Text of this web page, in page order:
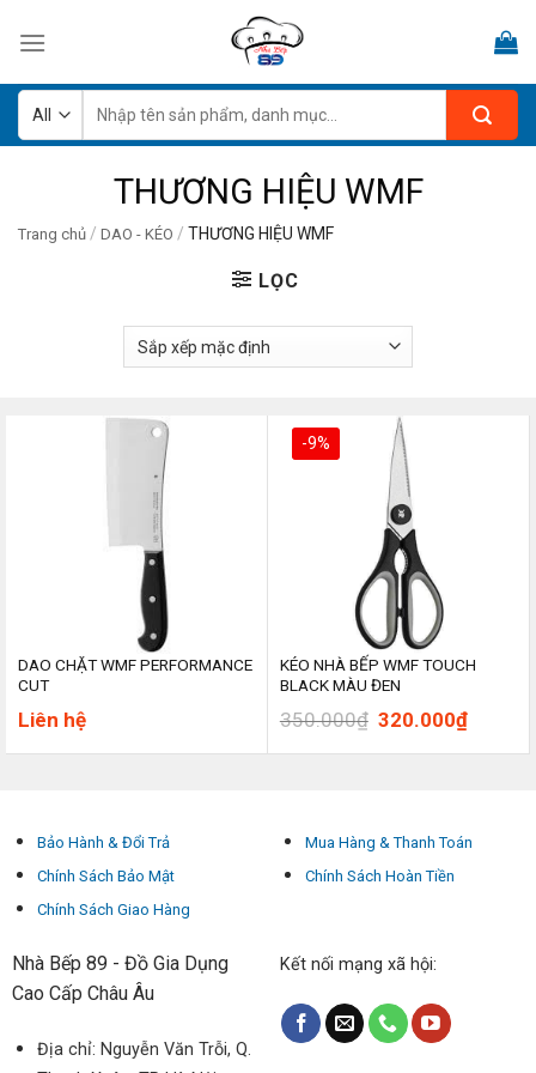
kiếm:
THƯƠNG HIỆU WMF
Trang chủ / DAO - KÉO / THƯƠNG HIỆU WMF
LỌC
DAO CHẶT WMF PERFORMANCE
CUT
Liên hệ
-9%
KÉO NHÀ BẾP WMF TOUCH
BLACK MÀU ĐEN
350.000₫ Giá
là:
320.000₫Giá
hiện
tại
Bảo Hành & Đổi Trả
Chính Sách Bảo Mật
Chính Sách Giao Hàng
Mua Hàng & Thanh Toán
Chính Sách Hoàn Tiền
Nhà Bếp 89 - Đồ Gia Dụng
Cao Cấp Châu Âu
Địa chỉ: Nguyễn Văn Trỗi, Q.
Kết nối mạng xã hội: